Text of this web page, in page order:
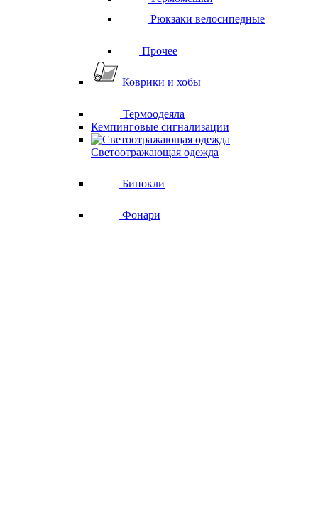
Рюкзаки велосипедные
Прочее
Коврики и хобы
Термоодеяла
Кемпинговые сигнализации
Светоотражающая одежда
Бинокли
Фонари